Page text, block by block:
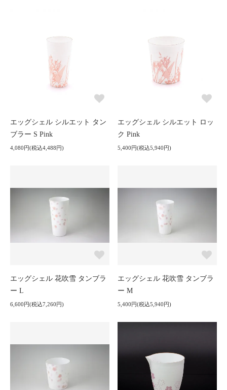
エッグシェル シルエット タン
ブラー S Pink
4,080円(税込4,488円)
エッグシェル シルエット ロッ
ク Pink
5,400円(税込5,940円)
エッグシェル 花吹雪 タンブラ
ー L
6,600円(税込7,260円)
エッグシェル 花吹雪 タンブラ
ー M
5,400円(税込5,940円)